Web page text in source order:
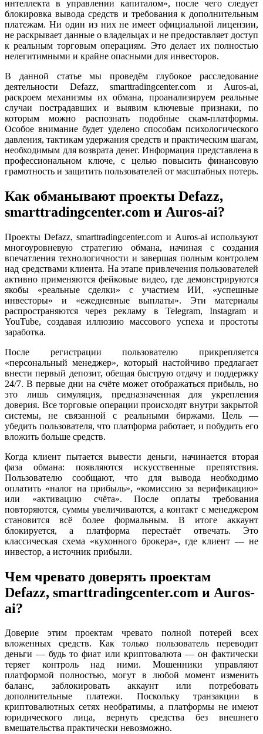
интеллекта в управлении капиталом», после чего следует
блокировка вывода средств и требования к дополнительным
платежам. Ни один из них не имеет официальной лицензии,
не раскрывает данные о владельцах и не предоставляет доступ
к реальным торговым операциям. Это делает их полностью
нелегитимными и крайне опасными для инвесторов.
В данной статье мы проведём глубокое расследование
деятельности Defazz, smarttradingcenter.com и Auros-ai,
раскроем механизмы их обмана, проанализируем реальные
случаи пострадавших и выявим ключевые признаки, по
которым можно распознать подобные скам-платформы.
Особое внимание будет уделено способам психологического
давления, тактикам удержания средств и практическим шагам,
необходимым для возврата денег. Информация представлена в
профессиональном ключе, с целью повысить финансовую
грамотность и защитить пользователей от масштабных потерь.
Как обманывают проекты Defazz,
smarttradingcenter.com и Auros-ai?
Проекты Defazz, smarttradingcenter.com и Auros-ai используют
многоуровневую стратегию обмана, начиная с создания
впечатления технологичности и завершая полным контролем
над средствами клиента. На этапе привлечения пользователей
активно применяются фейковые видео, где демонстрируются
якобы «реальные сделки» с участием ИИ, «успешные
инвесторы» и «ежедневные выплаты». Эти материалы
распространяются через рекламу в Telegram, Instagram и
YouTube, создавая иллюзию массового успеха и простоты
заработка.
После регистрации пользователю прикрепляется
«персональный менеджер», который настойчиво предлагает
внести первый депозит, обещая быструю отдачу и поддержку
24/7. В первые дни на счёте может отображаться прибыль, но
это лишь симуляция, предназначенная для укрепления
доверия. Все торговые операции происходят внутри закрытой
системы, не связанной с реальными биржами. Цель —
убедить пользователя, что платформа работает, и побудить его
вложить больше средств.
Когда клиент пытается вывести деньги, начинается вторая
фаза обмана: появляются искусственные препятствия.
Пользователю сообщают, что для вывода необходимо
оплатить «налог на прибыль», «комиссию за верификацию»
или «активацию счёта». После оплаты требования
повторяются, суммы увеличиваются, а контакт с менеджером
становится всё более формальным. В итоге аккаунт
блокируется, а платформа перестаёт отвечать. Это
классическая схема «кухонного брокера», где клиент — не
инвестор, а источник прибыли.
Чем чревато доверять проектам
Defazz, smarttradingcenter.com и Auros-
ai?
Доверие этим проектам чревато полной потерей всех
вложенных средств. Как только пользователь переводит
деньги — будь то фиат или криптовалюта — он фактически
теряет контроль над ними. Мошенники управляют
платформой полностью, могут в любой момент изменить
баланс, заблокировать аккаунт или потребовать
дополнительные платежи. Поскольку транзакции в
криптовалютных сетях необратимы, а платформы не имеют
юридического лица, вернуть средства без внешнего
вмешательства практически невозможно.